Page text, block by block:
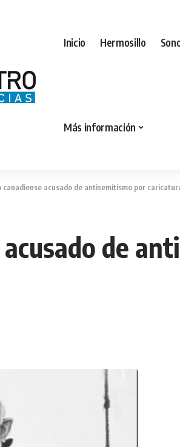
Inicio Hermosillo
Más información
canadiense acusado de antisemitismo por
de